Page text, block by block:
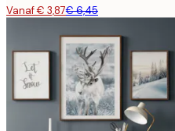
Vanaf € 3,87€ 6,45